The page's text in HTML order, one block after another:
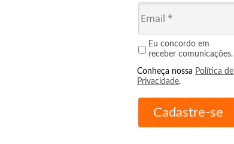
Eu concordo em
receber comunicações.
Conheça nossa Política de
Privacidade.